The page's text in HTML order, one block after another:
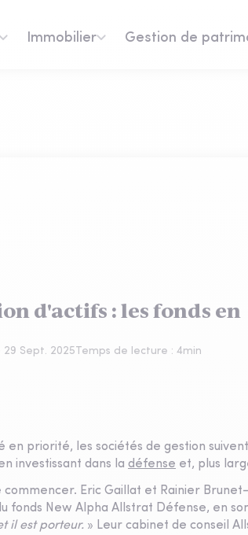
Immobilier Gestion de
d'actifs : les fonds en
29 Sept. 2025Temps de lecture : 4min
en priorité, les sociétés de gestion
investissant dans la défense et, plus
Eric Gaillat et Rainier Brunet-
fonds New Alpha Allstrat Défense, en
il est porteur. » Leur cabinet de conseil